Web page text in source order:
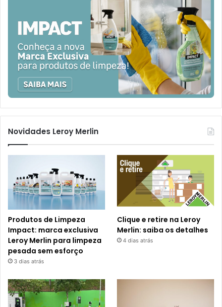
Novidades Leroy Merlin
Produtos de Limpeza
Impact: marca exclusiva
Leroy Merlin para limpeza
pesada sem esforço
3 dias atrás
Clique e retire na Leroy
Merlin: saiba os detalhes
4 dias atrás